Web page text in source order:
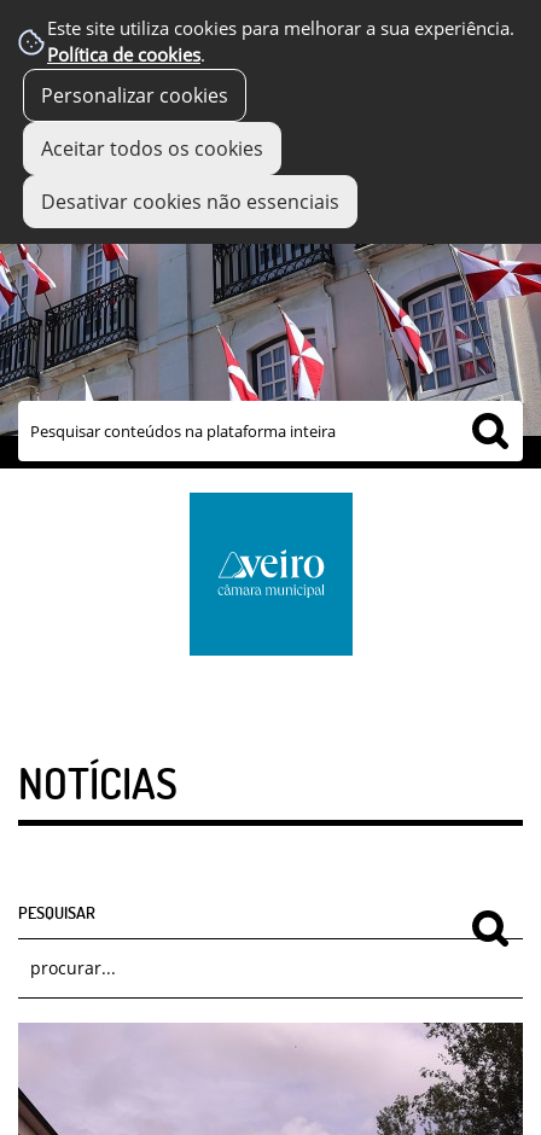
Este site utiliza cookies para melhorar a sua experiência.
Política de cookies.
Personalizar cookies
Aceitar todos os cookies
Desativar cookies não essenciais
links úteis
NOTÍCIAS
PESQUISAR